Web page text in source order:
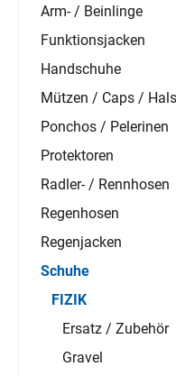
Arm- / Beinlinge
Funktionsjacken
Handschuhe
Mützen / Caps /
Ponchos / Pelerinen
Protektoren
Radler- / Rennhosen
Regenhosen
Regenjacken
Schuhe
FIZIK
Ersatz / Zubehör
Gravel